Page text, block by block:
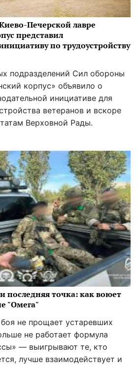
Печерской лавре
представил
по трудоустройству
подразделений Сил обороны
корпус» объявило о
инициативе для
ветеранов и вскоре
Верховной Рады.
последняя точка: как воюет
"Омега"
не прощает устаревших
не работает формула
— выигрывают те, кто
лучше взаимодействует и